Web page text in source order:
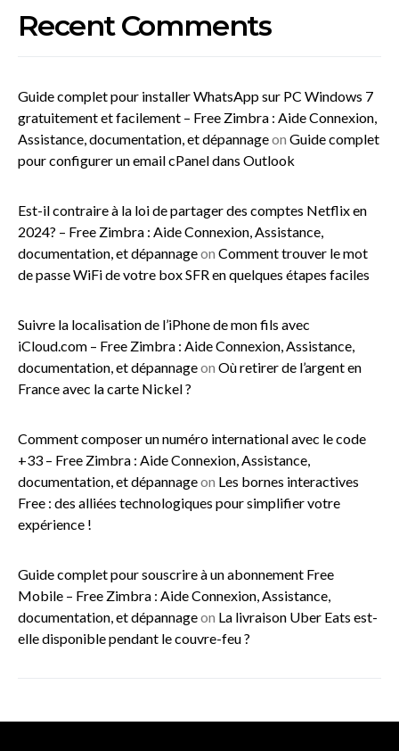
Recent Comments
Guide complet pour installer WhatsApp sur PC Windows 7
gratuitement et facilement – Free Zimbra : Aide Connexion,
Assistance, documentation, et dépannageon Guide complet
pour configurer un email cPanel dans Outlook
Est-il contraire à la loi de partager des comptes Netflix en
2024? – Free Zimbra : Aide Connexion, Assistance,
documentation, et dépannageon Comment trouver le mot
de passe WiFi de votre box SFR en quelques étapes faciles
Suivre la localisation de l’iPhone de mon fils avec
iCloud.com – Free Zimbra : Aide Connexion, Assistance,
documentation, et dépannageon Où retirer de l’argent en
France avec la carte Nickel ?
Comment composer un numéro international avec le code
+33 – Free Zimbra : Aide Connexion, Assistance,
documentation, et dépannageon Les bornes interactives
Free : des alliées technologiques pour simplifier votre
expérience !
Guide complet pour souscrire à un abonnement Free
Mobile – Free Zimbra : Aide Connexion, Assistance,
documentation, et dépannageon La livraison Uber Eats est-
elle disponible pendant le couvre-feu ?